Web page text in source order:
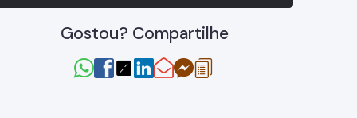
Gostou? Compartilhe